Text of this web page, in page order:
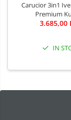
Carucior 3in1
Premium
3.685,00
IN